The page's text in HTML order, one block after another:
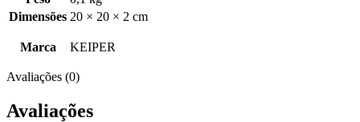
Dimensões 20 × 20 × 2 cm
Marca KEIPER
Avaliações (0)
Avaliações